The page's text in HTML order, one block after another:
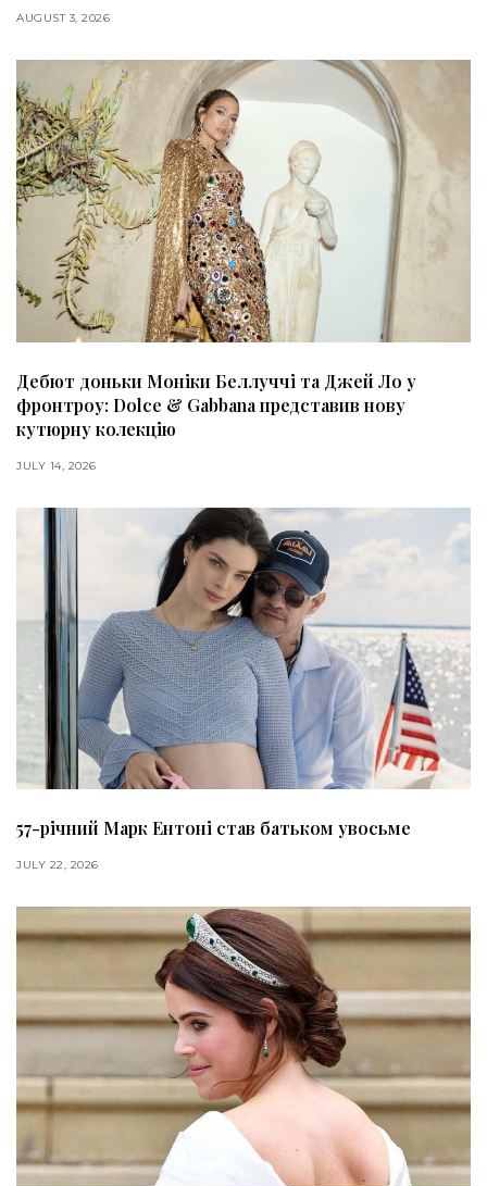
AUGUST 3, 2026
Дебют доньки Моніки Беллуччі та Джей Ло у
фронтроу: Dolce & Gabbana представив нову
кутюрну колекцію
JULY 14, 2026
57-річний Марк Ентоні став батьком увосьме
JULY 22, 2026